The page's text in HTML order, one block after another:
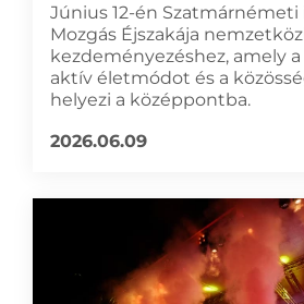
Június 12-én Szatmárnémeti
Mozgás Éjszakája
kezdeményezéshez, amely
aktív életmódot és a
helyezi a középpontba.
2026.06.09